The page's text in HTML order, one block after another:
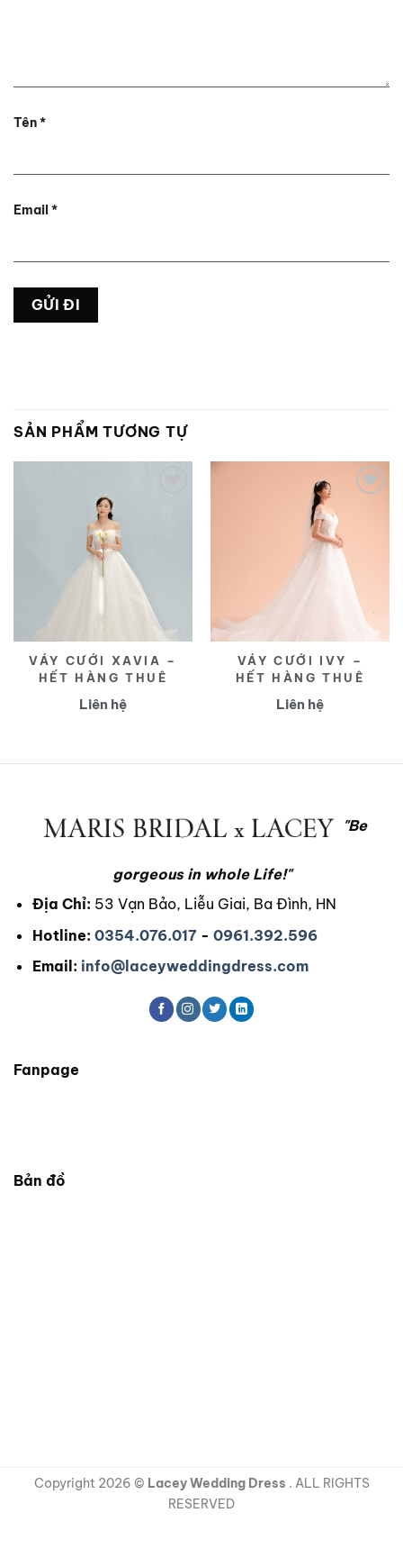
Tên*
Email *
SẢN PHẨM TƯƠNG TỰ
VÁY CƯỚI XAVIA –
HẾT HÀNG THUÊ
Liên hệ
VÁY CƯỚI IVY –
HẾT HÀNG THUÊ
Liên hệ
"Be
gorgeous in whole Life!"
Địa Chỉ: 53 Vạn Bảo, Liễu Giai, Ba Đình, HN
Hotline: 0354.076.017- 0961.392.596
Email: info@laceyweddingdress.com
Fanpage
Bản đồ
Copyright 2026 © Lacey Wedding Dress . ALL RIGHTS
RESERVED